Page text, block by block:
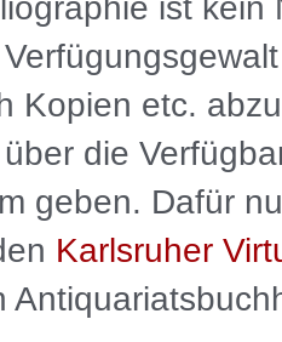
ist kein
Kopien etc.
die
geben. Dafür
Karlsruher